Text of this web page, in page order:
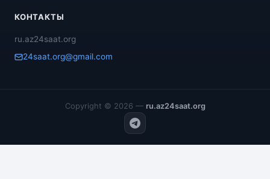
КОНТАКТЫ
ru.az24saat.org
24saat.org@gmail.com
Copyright © 2026 — ru.az24saat.org